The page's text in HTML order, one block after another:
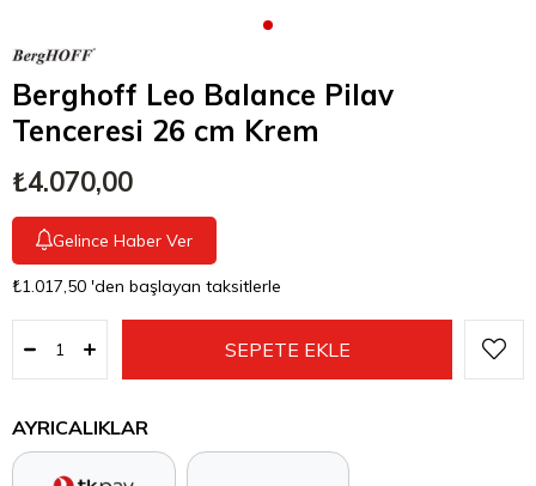
Berghoff Leo Balance Pilav
Tenceresi 26 cm Krem
₺4.070,00
Gelince Haber Ver
₺1.017,50 'den başlayan taksitlerle
AYRICALIKLAR